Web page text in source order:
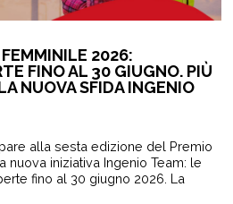
2026:
FINO AL 30 GIUGNO. PIÙ
NUOVA SFIDA INGENIO
alla sesta edizione del Premio
nuova iniziativa Ingenio Team: le
fino al 30 giugno 2026. La